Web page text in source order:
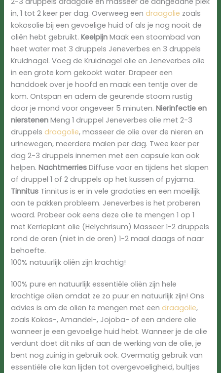
in, 1 tot 2 keer per dag. Overweeg eendraagolie zoals
kokosolie bij een gevoelige huid of als je nog nooit de
oliën hebt gebruikt.Keelpijn Maak een stoombad van
heet water met 3 druppels Jeneverbes en 3 druppels
Kruidnagel. Voeg de Kruidnagel olie en Jeneverbes olie
in een grote kom gekookt water. Drapeer een
handdoek over je hoofd en maak een ​​tentje over de
kom. Ontspan en adem de geurende stoom rustig
door je mond voor ongeveer 5 minuten.Nierinfectie en
nierstenen Meng 1 druppel Jeneverbes olie met 2-3
druppelsdraagolie, masseer de olie over de nieren en
urinewegen, meerdere malen per dag. Twee keer per
dag 2-3 druppels innemen met een capsule kan ook
helpen.Nachtmerries Diffuse voor en tijdens het slapen
of druppel 1 of 2 druppels op het kussen of pyjama.
Tinnitus Tinnitus is er in vele gradaties en een moeilijk
aan te pakken probleem. Jeneverbes is het proberen
waard. Probeer ook eens deze olie te mengen 1 op 1
met Kerrieplant olie (Helychrisum) Masseer 1-2 druppels
rond de oren (niet in de oren) 1-2 maal daags of naar
behoefte.
100% natuurlijk oliën zijn krachtig!
100% pure en natuurlijk essentiële oliën zijn hele
krachtige oliën omdat ze zo puur en natuurlijk zijn! Ons
advies is om de oliën te mengen met eendraagolie,
zoals Kokos-, Amandel-, Jojoba- of een andere olie
wanneer je een gevoelige huid hebt. Wanneer je de olie
verdunt doet dit niks af aan de werking van de olie, je
bent nog zuinig in gebruik ook. Overmatig gebruik van
essentiële olie kan lijden tot overgevoeligheid, bultjes